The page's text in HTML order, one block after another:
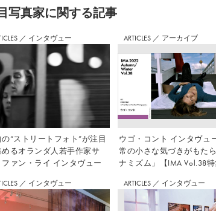
写真家に関する記事
／ インタヴュー
“ストリートフォト”が注目
めるオランダ人若手作家サ
ファン・ライ インタヴュー
ARTICLES ／ アーカイブ
ウゴ・コント インタヴュ
常の小さな気づきがもた
ナミズム」【IMA Vol.38特
／ インタヴュー ARTICLES ／ インタヴュー